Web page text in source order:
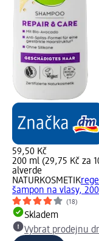
59,50 Kč
200 ml (29,75 Kč za
alverde
NATURKOSMETIK
šampon na vlasy,
(18)
Skladem
Vybrat prodejnu